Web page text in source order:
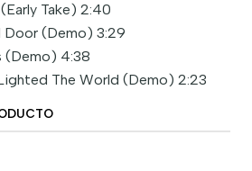
Take) 2:40
Door (Demo) 3:29
(Demo) 4:38
The World (Demo) 2:23